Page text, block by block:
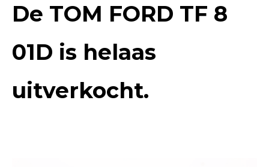
De TOM FORD TF 8
01D is helaas
uitverkocht.